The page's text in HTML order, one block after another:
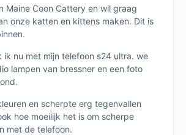
Maine Coon Cattery en wil graag
onze katten en kittens maken. Dit is
ik nu met mijn telefoon s24 ultra. we
lampen van bressner en een foto
en scherpte erg tegenvallen
hoe moeilijk het is om scherpe
met de telefoon.